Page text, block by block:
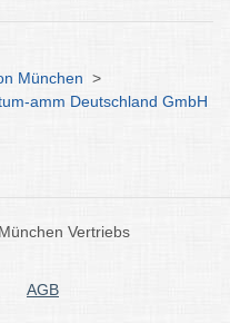
München >
amm Deutschland GmbH
Vertriebs
AGB